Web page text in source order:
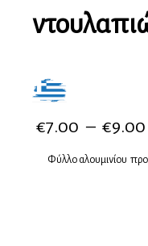
€7.00 – €9.00
Φύλλο αλουμινίου